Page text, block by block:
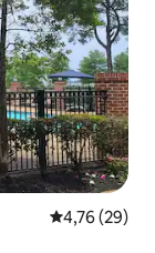
Średnia
4,76 (29)